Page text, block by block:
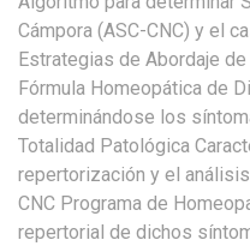
Cámpora (ASC-CNC) y el
Estrategias de Abordaje
Fórmula Homeopática de
determinándose los
Totalidad Patológica
repertorización y el
CNC Programa de
repertorial de dichos